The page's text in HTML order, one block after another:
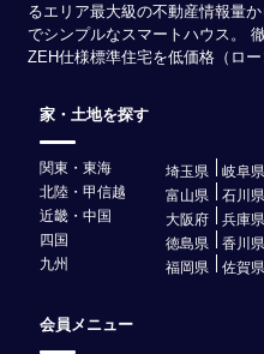
るエリア最大級の不動産情報量
でシンプルなスマートハウス。
ZEH仕様標準住宅を低価格（ロー
家・土地を探す
関東・東海 埼玉県 岐阜県
北陸・甲信越
富山県 石川県
近畿・中国
大阪府 兵庫県
四国
徳島県 香川県
九州
福岡県 佐賀県
会員メニュー